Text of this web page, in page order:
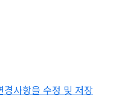
사항을 수정 및 저장